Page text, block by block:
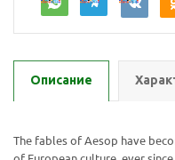
Описание
The fables of Aesop have